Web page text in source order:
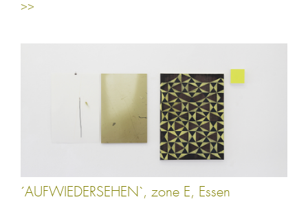
>>
´AUFWIEDERSEHEN`, zone E, Essen